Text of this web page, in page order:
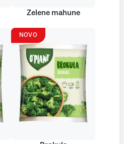
Zelene mahune
NOVO